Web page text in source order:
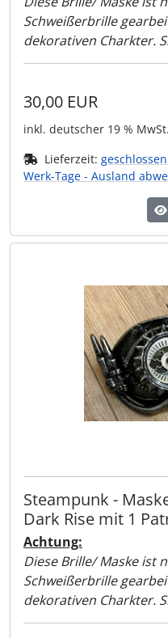
Schweißerbrille
dekorativen Charkter.
Sonnenlicht noch vor
30,00 EUR
inkl. deutscher 19 %
Lieferzeit:
Werk-Tage - Ausland
Steampunk -
Dark Rise mit 1
Achtung:
Diese Brille/ Maske ist
Schweißerbrille
dekorativen Charkter.
Sonnenlicht noch vor